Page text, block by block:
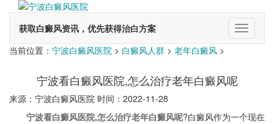
获取白癜风资讯，优先获得治白方案
切
换
当前位置： 宁波白癜风医院 > 白癜风人群 > 老年白癜风 >
宁波看白癜风医院,怎么治疗老年白癜风呢
来源：宁波白癜风医院 时间：2022-11-28
宁波看白癜风医院,怎么治疗老年白癜风呢?白癜风作为一个现在